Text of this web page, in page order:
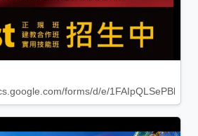
forms/d/e/